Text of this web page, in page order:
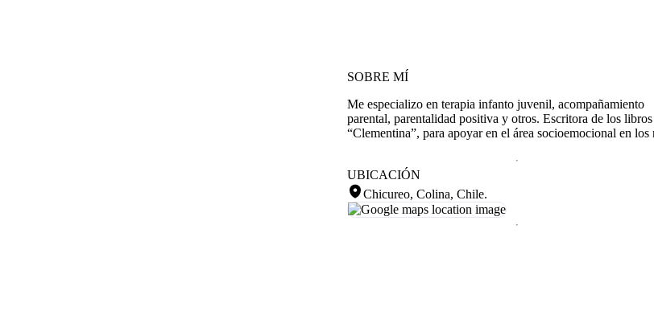
SOBRE MÍ
Me especializo en terapia infanto juvenil, acompañamiento
parental, parentalidad positiva y otros. Escritora de los libros
“Clementina”, para apoyar en el área socioemocional en los
UBICACIÓN
Chicureo, Colina, Chile.